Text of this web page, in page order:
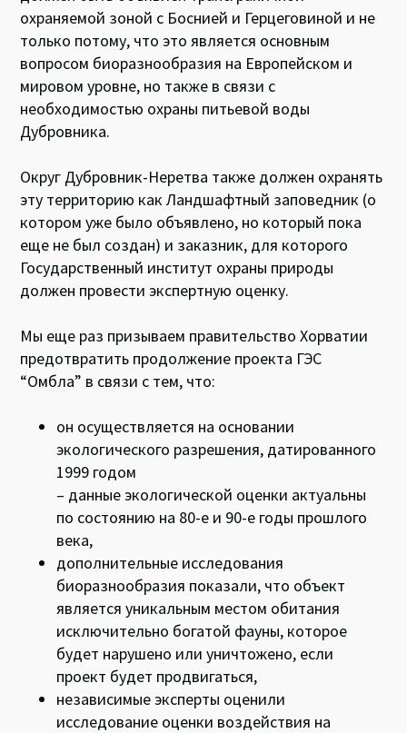
охраняемой зоной с Боснией и Герцеговиной и не
только потому, что это является основным
вопросом биоразнообразия на Европейском и
мировом уровне, но также в связи с
необходимостью охраны питьевой воды
Дубровника.
Округ Дубровник-Неретва также должен охранять
эту территорию как Ландшафтный заповедник (о
котором уже было объявлено, но который пока
еще не был создан) и заказник, для которого
Государственный институт охраны природы
должен провести экспертную оценку.
Мы еще раз призываем правительство Хорватии
предотвратить продолжение проекта ГЭС
“Омбла” в связи с тем, что:
он осуществляется на основании
экологического разрешения, датированного
1999 годом
– данные экологической оценки актуальны
по состоянию на 80-е и 90-е годы прошлого
века,
дополнительные исследования
биоразнообразия показали, что объект
является уникальным местом обитания
исключительно богатой фауны, которое
будет нарушено или уничтожено, если
проект будет продвигаться,
независимые эксперты оценили
исследование оценки воздействия на